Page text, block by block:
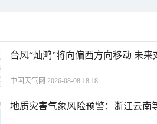
台风“灿鸿”将向偏西方向移动 未来
中国天气网 2026-08-08 18:18
地质灾害气象风险预警：浙江云南